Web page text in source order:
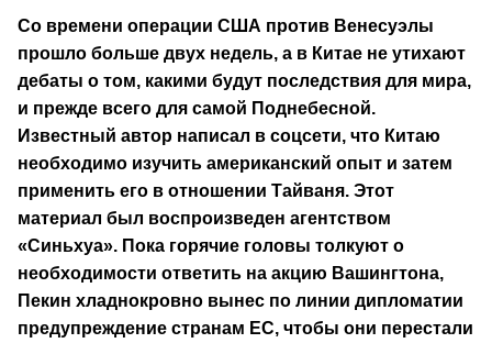
Со времени операции США против Венесуэлы
прошло больше двух недель, а в Китае не утихают
дебаты о том, какими будут последствия для мира,
и прежде всего для самой Поднебесной.
Известный автор написал в соцсети, что Китаю
необходимо изучить американский опыт и затем
применить его в отношении Тайваня. Этот
материал был воспроизведен агентством
«Синьхуа». Пока горячие головы толкуют о
необходимости ответить на акцию Вашингтона,
Пекин хладнокровно вынес по линии дипломатии
предупреждение странам ЕС, чтобы они перестали